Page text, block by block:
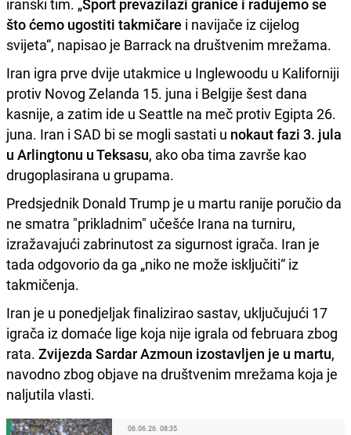
što ćemo ugostiti takmičare i navijače iz cijelog
svijeta“, napisao je Barrack na društvenim mrežama.
Iran igra prve dvije utakmice u Inglewoodu u Kaliforniji
protiv Novog Zelanda 15. juna i Belgije šest dana
kasnije, a zatim ide u Seattle na meč protiv Egipta 26.
juna. Iran i SAD bi se mogli sastati u nokaut fazi 3. jula
u Arlingtonu u Teksasu, ako oba tima završe kao
drugoplasirana u grupama.
Predsjednik Donald Trump je u martu ranije poručio da
ne smatra "prikladnim" učešće Irana na turniru,
izražavajući zabrinutost za sigurnost igrača. Iran je
tada odgovorio da ga „niko ne može isključiti“ iz
takmičenja.
Iran je u ponedjeljak finalizirao sastav, uključujući 17
igrača iz domaće lige koja nije igrala od februara zbog
rata. Zvijezda Sardar Azmoun izostavljen je u martu,
navodno zbog objave na društvenim mrežama koja je
naljutila vlasti.
06.06.26. 08:35